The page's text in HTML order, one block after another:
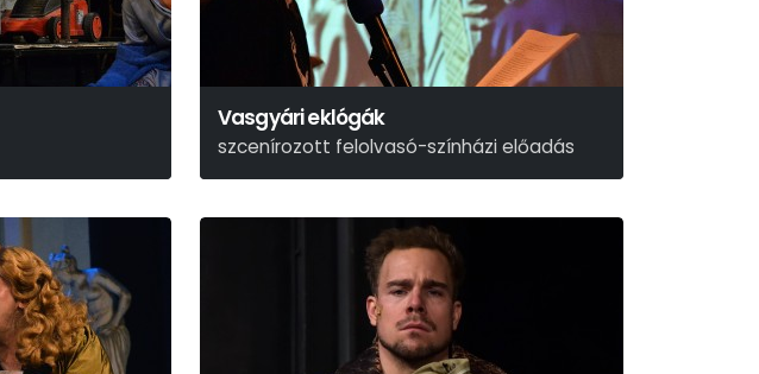
Vasgyári eklógák
szcenírozott felolvasó-színházi előadás
Zemlényi Attila – Kabai Lóránt